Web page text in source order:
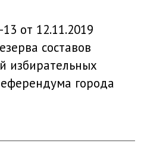
от 12.11.2019
составов
избирательных
города